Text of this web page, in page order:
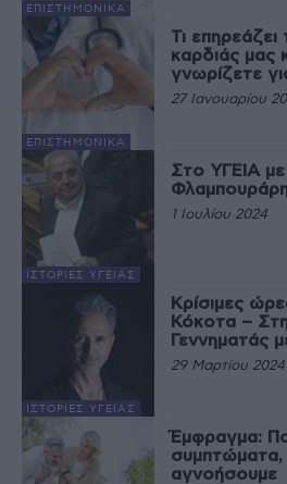
EΠΙΣΤΗΜΟΝΙΚΆ
EΠΙΣΤΗΜΟΝΙΚΆ
Τι επηρεάζει
καρδιάς μας
γνωρίζετε
27 Ιανουαρίου
ΙΣΤΟΡΊΕΣ ΥΓΕΊΑΣ
Στο ΥΓΕΙΑ
1 Ιουλίου 2024
ΙΣΤΟΡΊΕΣ ΥΓΕΊΑΣ
Κρίσιμες
Κόκοτα –
Γεννηματάς
29 Μαρτίου 2024
Έμφραγμα:
συμπτώματα,
αγνοήσουμε